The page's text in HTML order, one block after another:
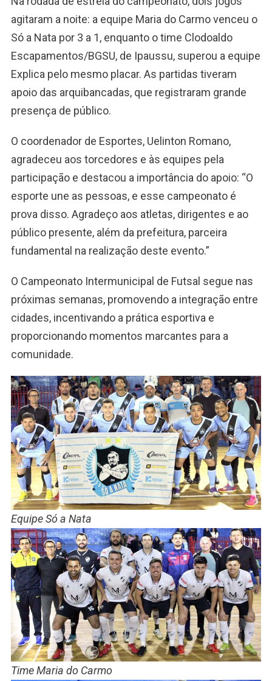
agitaram a noite: a equipe Maria do Carmo venceu o
Só a Nata por 3 a 1, enquanto o time Clodoaldo
Escapamentos/BGSU, de Ipaussu, superou a equipe
Explica pelo mesmo placar. As partidas tiveram
apoio das arquibancadas, que registraram grande
presença de público.
O coordenador de Esportes, Uelinton Romano,
agradeceu aos torcedores e às equipes pela
participação e destacou a importância do apoio: “O
esporte une as pessoas, e esse campeonato é
prova disso. Agradeço aos atletas, dirigentes e ao
público presente, além da prefeitura, parceira
fundamental na realização deste evento.”
O Campeonato Intermunicipal de Futsal segue nas
próximas semanas, promovendo a integração entre
cidades, incentivando a prática esportiva e
proporcionando momentos marcantes para a
comunidade.
Equipe Só a Nata
Time Maria do Carmo